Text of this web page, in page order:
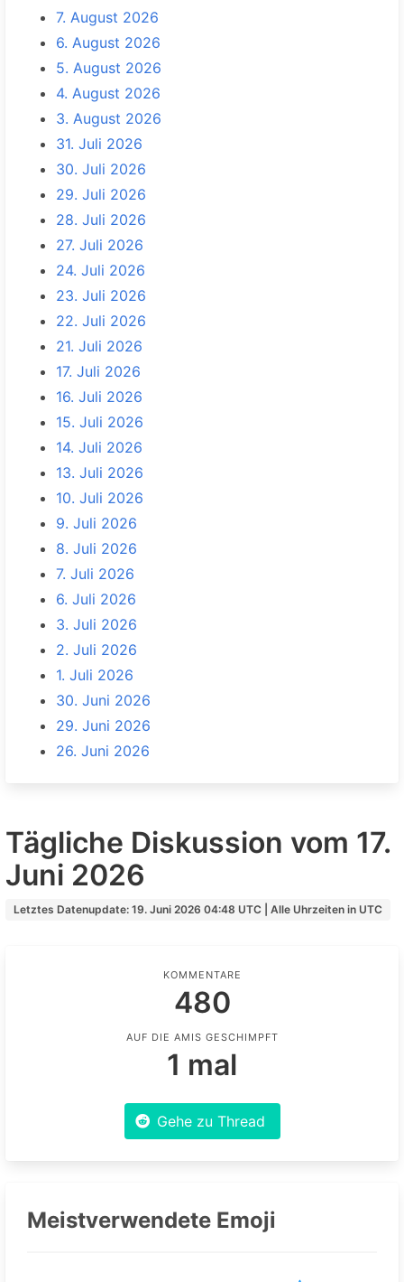
7. August 2026
6. August 2026
5. August 2026
4. August 2026
3. August 2026
31. Juli 2026
30. Juli 2026
29. Juli 2026
28. Juli 2026
27. Juli 2026
24. Juli 2026
23. Juli 2026
22. Juli 2026
21. Juli 2026
17. Juli 2026
16. Juli 2026
15. Juli 2026
14. Juli 2026
13. Juli 2026
10. Juli 2026
9. Juli 2026
8. Juli 2026
7. Juli 2026
6. Juli 2026
3. Juli 2026
2. Juli 2026
1. Juli 2026
30. Juni 2026
29. Juni 2026
26. Juni 2026
Tägliche Diskussion vom 17.
Juni 2026
Letztes Datenupdate: 19. Juni 2026 04:48 UTC | Alle Uhrzeiten in UTC
KOMMENTARE
480
AUF DIE AMIS GESCHIMPFT
1 mal
Gehe zu Thread
Meistverwendete Emoji